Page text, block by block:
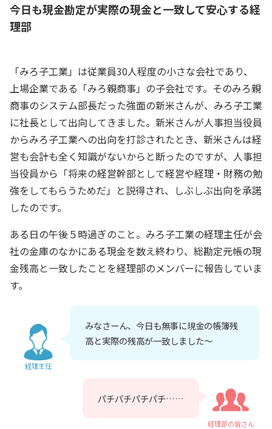
今日も現金勘定が実際の現金と一致して安心する経
理部
「みろ子工業」は従業員30人程度の小さな会社であり、
上場企業である「みろ親商事」の子会社です。そのみろ親
商事のシステム部長だった強面の新米さんが、みろ子工業
に社長として出向してきました。新米さんが人事担当役員
からみろ子工業への出向を打診されたとき、新米さんは経
営も会計も全く知識がないからと断ったのですが、人事担
当役員から「将来の経営幹部として経営や経理・財務の勉
強をしてもらうためだ」と説得され、しぶしぶ出向を承諾
したのです。
ある日の午後５時過ぎのこと。みろ子工業の経理主任が会
社の金庫のなかにある現金を数え終わり、総勘定元帳の現
金残高と一致したことを経理部のメンバーに報告していま
す。
経理主任
みなさーん、今日も無事に現金の帳簿残
高と実際の残高が一致しました～
パチパチパチパチ……
経理部の皆さん